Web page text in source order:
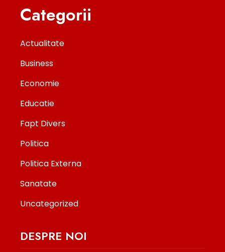
Categorii
Actualitate
Business
Economie
Educatie
Fapt Divers
Politica
Politica Externa
Sanatate
Uncategorized
DESPRE NOI